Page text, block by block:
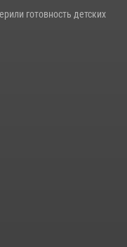
готовность детских